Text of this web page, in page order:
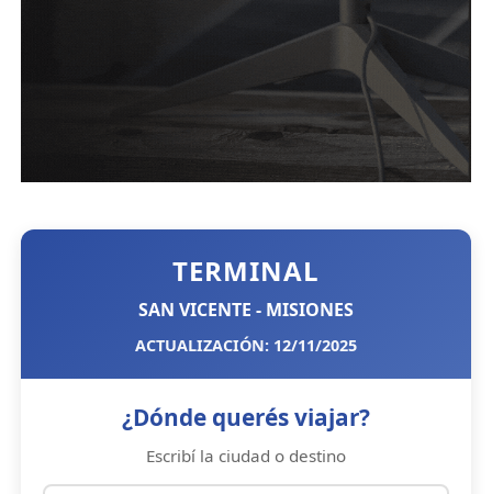
TERMINAL
SAN VICENTE - MISIONES
ACTUALIZACIÓN: 12/11/2025
¿Dónde querés viajar?
Escribí la ciudad o destino